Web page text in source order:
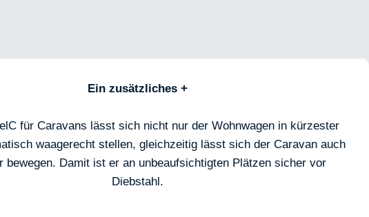
Ein zusätzliches +
für Caravans lässt sich nicht nur der Wohnwagen in kürzester
waagerecht stellen, gleichzeitig lässt sich der Caravan auch
bewegen. Damit ist er an unbeaufsichtigten Plätzen sicher vor
Diebstahl.